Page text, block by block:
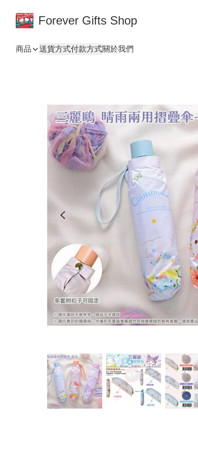
Forever Gifts Shop
商品 送貨方式付款方式關於我們